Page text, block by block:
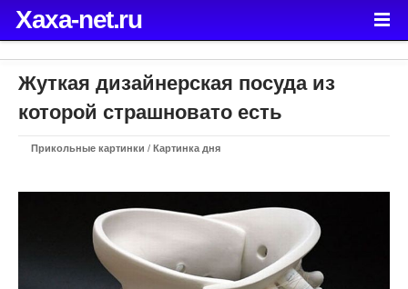
Xaxa-net.ru
Жуткая дизайнерская посуда из
которой страшновато есть
Прикольные картинки / Картинка дня